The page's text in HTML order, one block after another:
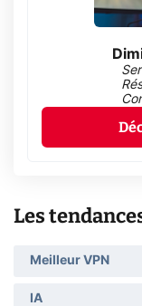
Les
Meilleur VPN
IA